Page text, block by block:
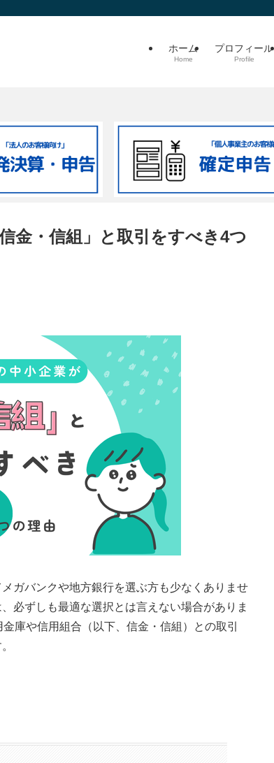
ホーム
Home
プロフィール
Profile
金・信組」と取引をすべき4つ
ガバンクや地方銀行を選ぶ方も少なくありませ
必ずしも最適な選択とは言えない場合がありま
庫や信用組合（以下、信金・信組）との取引